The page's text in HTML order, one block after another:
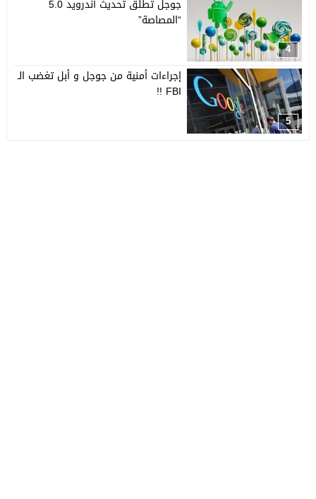
4
جوجل تطلق تحديث أندرويد 5.0
“المصاصة”
5
إجراءات أمنية من جوجل و أبل تغضب الـ
FBI !!